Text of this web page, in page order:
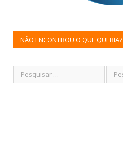
NÃO ENCONTROU O QUE QUERIA?